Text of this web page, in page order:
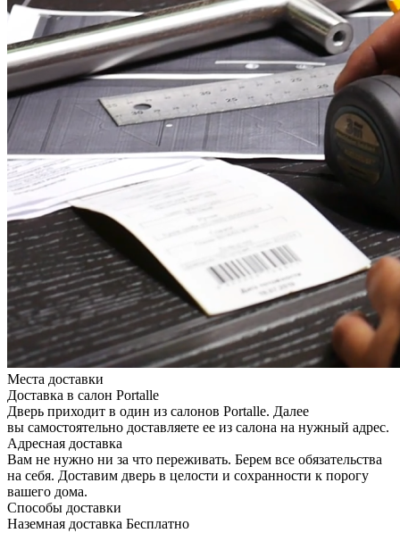
Места доставки
Доставка в салон Portalle
Дверь приходит в один из салонов Portalle. Далее
вы самостоятельно доставляете ее из салона на нужный адрес.
Адресная доставка
Вам не нужно ни за что переживать. Берем все обязательства
на себя. Доставим дверь в целости и сохранности к порогу
вашего дома.
Способы доставки
Наземная доставка Бесплатно